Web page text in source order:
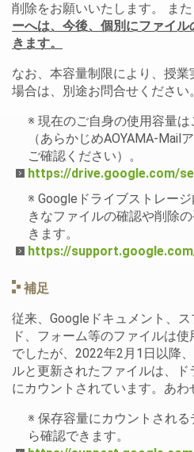
削除をお願いいたします。 また
ーへは、今後、個別にファイ
きます。
なお、本容量制限により、授
場合は、別途お問合せください。
※ 現在のご自身の使用容量
（あらかじめAOYAMA-Mail
ご確認ください）。
https://drive.google.com/
※ Googleドライブストレー
きなファイルの確認や削除
きます。
https://
補足
従来、Googleドキュメント、
ド、フォーム等のファイルは
でしたが、2022年2月1日以降
ルと更新されたファイルは、
にカウントされています。あわ
※ 保存容量にカウントされ
ら確認できます。